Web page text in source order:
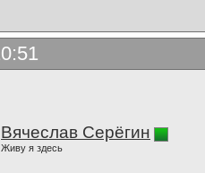
Вячеслав Серёгин
Живу я здесь